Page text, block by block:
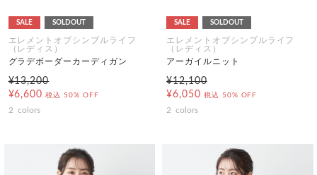
SALE SOLDOUT
エレメントオブシンプルライフ
（レディス）
グラデボーダーカーディガン
¥13,200
¥6,600 税込 50% OFF
2 colors
SALE SOLDOUT
エレメントオブシンプルライフ
（レディス）
アーガイルニット
¥12,100
¥6,050 税込 50% OFF
2 colors